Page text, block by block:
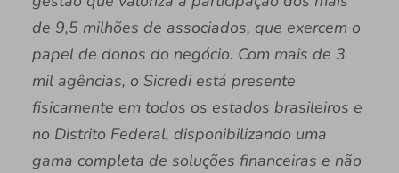
de 9,5 milhões de associados, que exercem o
papel de donos do negócio. Com mais de 3
mil agências, o Sicredi está presente
fisicamente em todos os estados brasileiros e
no Distrito Federal, disponibilizando uma
gama completa de soluções financeiras e não